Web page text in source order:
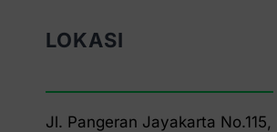
LOKASI
Jl. Pangeran Jayakarta No.115,